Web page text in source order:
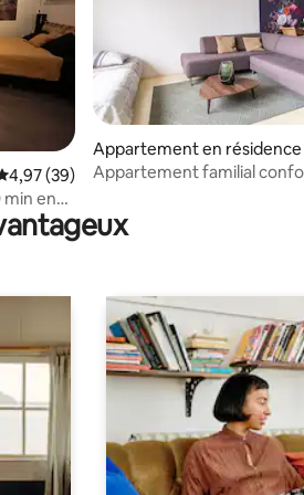
: 4,86 sur 5
moyenne sur la base de 39
4,97 (39)
min en
Appartement en résidence
Appartement familial